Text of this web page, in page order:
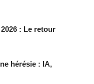
: Le retour
hérésie : IA,